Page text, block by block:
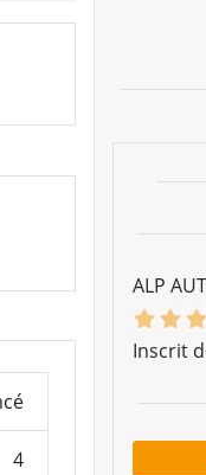
4
ALP
Inscrit